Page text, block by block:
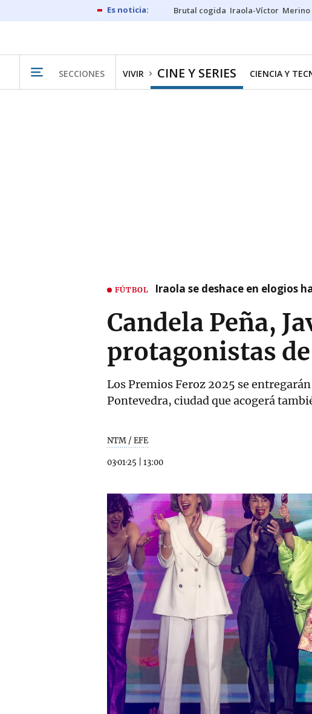
Brutal cogida Iraola-Víctor
SECCIONES VIVIR CINE Y SERIES CIENCIA Y
FÚTBOL Iraola se deshace en elogios
Candela Peña,
protagonistas
Los Premios Feroz 2025 se
Pontevedra, ciudad que acogerá
NTM / EFE
03·01·25 13:00